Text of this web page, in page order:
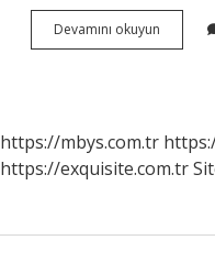
Devamını okuyun Saddam
Hüseyinin
https://mbys.com.tr
https://exquisite.com.tr